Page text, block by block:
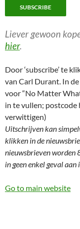
Liever gewoon
hier.
Door ‘subscribe’ te
van Carl Durant. In
voor “No Matter
in te vullen; postcode
verwittigen)
Uitschrijven kan
klikken in de
nieuwsbrieven worden
in geen enkel geval
Go to main website